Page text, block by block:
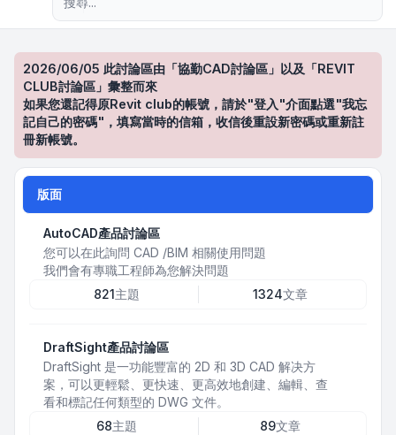
2026/06/05 此討論區由「協勤CAD討論區」以及「REVIT
CLUB討論區」彙整而來
如果您還記得原Revit club的帳號，請於"登入"介面點選"我忘
記自己的密碼"，填寫當時的信箱，收信後重設新密碼或重新註
冊新帳號。
版面
AutoCAD產品討論區
您可以在此詢問 CAD /BIM 相關使用問題
我們會有專職工程師為您解決問題
821主題 1324文章
DraftSight產品討論區
DraftSight 是一功能豐富的 2D 和 3D CAD 解决方
案，可以更輕鬆、更快速、更高效地創建、編輯、查
看和標記任何類型的 DWG 文件。
68主題 89文章